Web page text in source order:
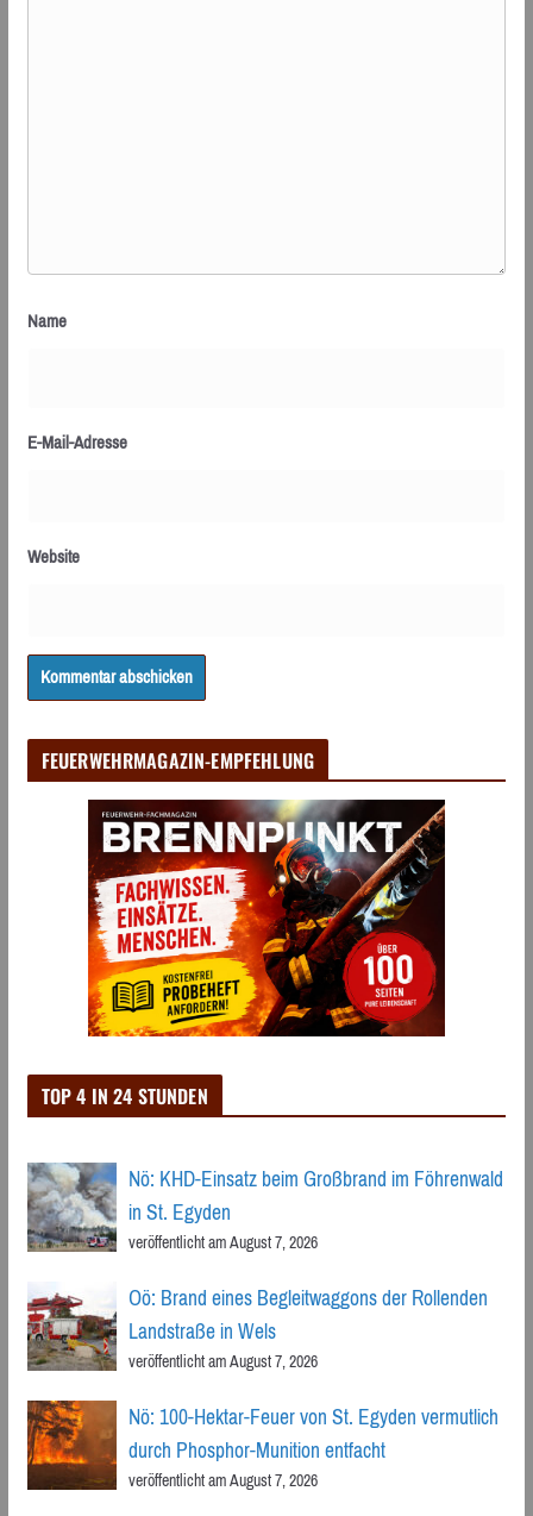
Name
E-Mail-Adresse
Website
FEUERWEHRMAGAZIN-EMPFEHLUNG
TOP 4 IN 24 STUNDEN
Nö: KHD-Einsatz beim Großbrand im Föhrenwald
in St. Egyden
veröffentlicht am August 7, 2026
Oö: Brand eines Begleitwaggons der Rollenden
Landstraße in Wels
veröffentlicht am August 7, 2026
Nö: 100-Hektar-Feuer von St. Egyden vermutlich
durch Phosphor-Munition entfacht
veröffentlicht am August 7, 2026